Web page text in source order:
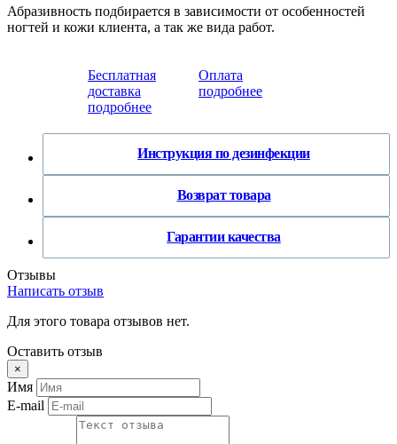
Абразивность подбирается в зависимости от особенностей
ногтей и кожи клиента, а так же вида работ.
Бесплатная
доставка
подробнее
Оплата
подробнее
Инструкция по дезинфекции
Возврат товара
Гарантии качества
Отзывы
Написать отзыв
Для этого товара отзывов нет.
Оставить отзыв
×
Имя
E-mail